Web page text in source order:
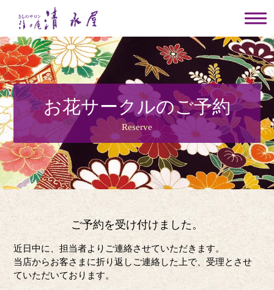
お花サークルのご予約
Reserve
ご予約を受け付けました。
近日中に、担当者よりご連絡させていただきます。
当店からお客さまに折り返しご連絡した上で、受理とさせ
ていただいております。